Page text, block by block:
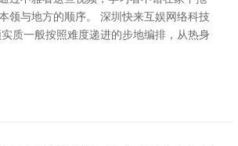
领与地方的顺序。 深圳快来互娱网络科技
质一般按照难度递进的步地编排，从热身